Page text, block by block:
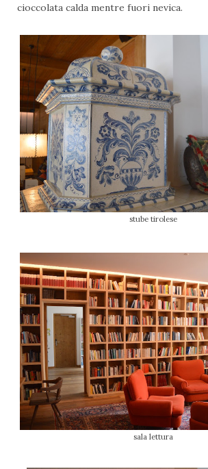
cioccolata calda mentre fuori nevica.
stube tirolese
sala lettura